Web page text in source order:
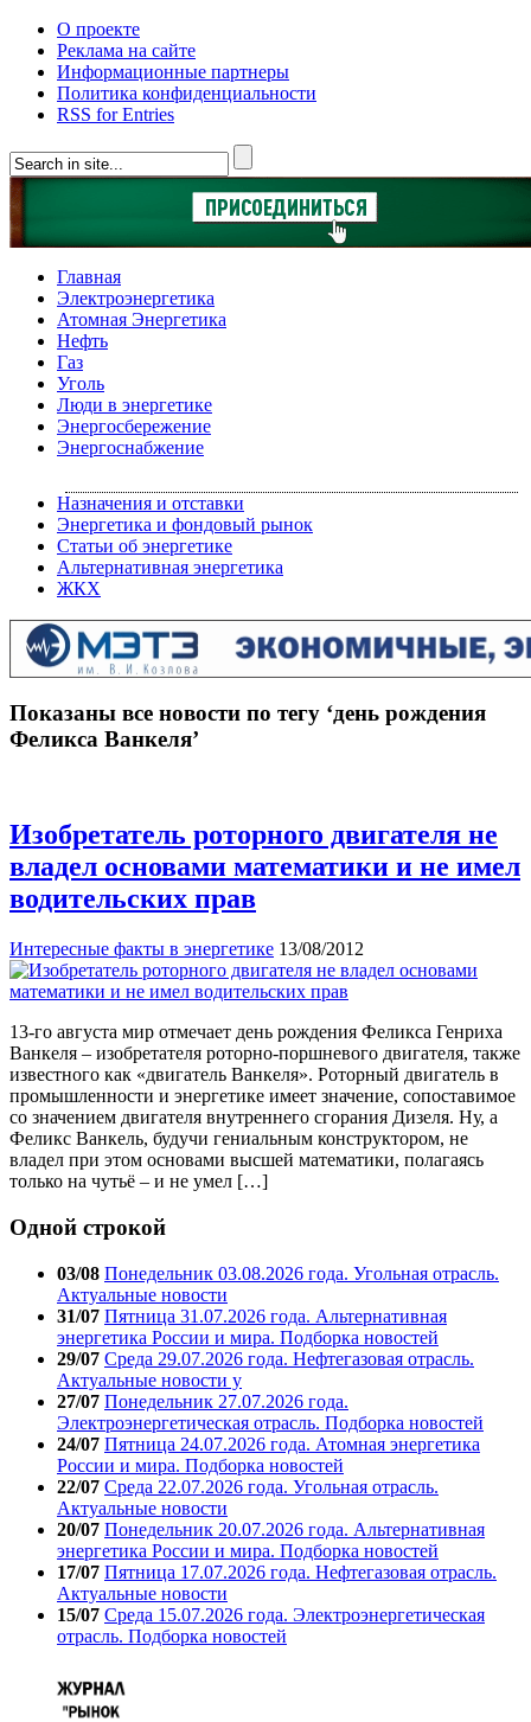
О проекте
Реклама на сайте
Информационные партнеры
Политика конфиденциальности
RSS for Entries
Главная
Электроэнергетика
Атомная Энергетика
Нефть
Газ
Уголь
Люди в энергетике
Энергосбережение
Энергоснабжение
Назначения и отставки
Энергетика и фондовый рынок
Статьи об энергетике
Альтернативная энергетика
ЖКХ
Показаны все новости по тегу ‘день рождения
Феликса Ванкеля’
Изобретатель роторного двигателя не
владел основами математики и не имел
водительских прав
Интересные факты в энергетике 13/08/2012
13-го августа мир отмечает день рождения Феликса Генриха
Ванкеля – изобретателя роторно-поршневого двигателя, также
известного как «двигатель Ванкеля». Роторный двигатель в
промышленности и энергетике имеет значение, сопоставимое
со значением двигателя внутреннего сгорания Дизеля. Ну, а
Феликс Ванкель, будучи гениальным конструктором, не
владел при этом основами высшей математики, полагаясь
только на чутьё – и не умел […]
Одной строкой
03/08 Понедельник 03.08.2026 года. Угольная отрасль.
Актуальные новости
31/07 Пятница 31.07.2026 года. Альтернативная
энергетика России и мира. Подборка новостей
29/07 Среда 29.07.2026 года. Нефтегазовая отрасль.
Актуальные новости у
27/07 Понедельник 27.07.2026 года.
Электроэнергетическая отрасль. Подборка новостей
24/07 Пятница 24.07.2026 года. Атомная энергетика
России и мира. Подборка новостей
22/07 Среда 22.07.2026 года. Угольная отрасль.
Актуальные новости
20/07 Понедельник 20.07.2026 года. Альтернативная
энергетика России и мира. Подборка новостей
17/07 Пятница 17.07.2026 года. Нефтегазовая отрасль.
Актуальные новости
15/07 Среда 15.07.2026 года. Электроэнергетическая
отрасль. Подборка новостей